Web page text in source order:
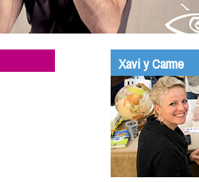
Xavi y Carme